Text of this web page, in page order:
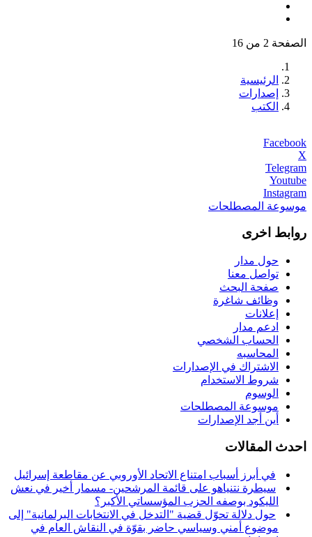
الصفحة 2 من 16
الرئيسية
إصدارات
الكتب
Facebook
X
Telegram
Youtube
Instagram
موسوعة المصطلحات
روابط اخرى
حول مدار
تواصل معنا
صفحة البحث
وظائف شاغرة
إعلانات
ادعم مدار
الحساب الشخصي
المحاسبه
الاشتراك في الإصدارات
شروط الاستخدام
الوسوم
موسوعة المصطلحات
أين أجد الإصدارات
احدث المقالات
في أبرز أسباب امتناع الاتحاد الأوروبي عن مقاطعة إسرائيل
سيطرة نتنياهو على قائمة المرشحين- مسمار أخير في نعش
الليكود بوصفه الحزب المؤسساتي الأكبر؟
حول دلالة تحوّل قضية "التدخل في الانتخابات البرلمانية" إلى
موضوع أمني وسياسي حاضر بقوّة في النقاش العام في